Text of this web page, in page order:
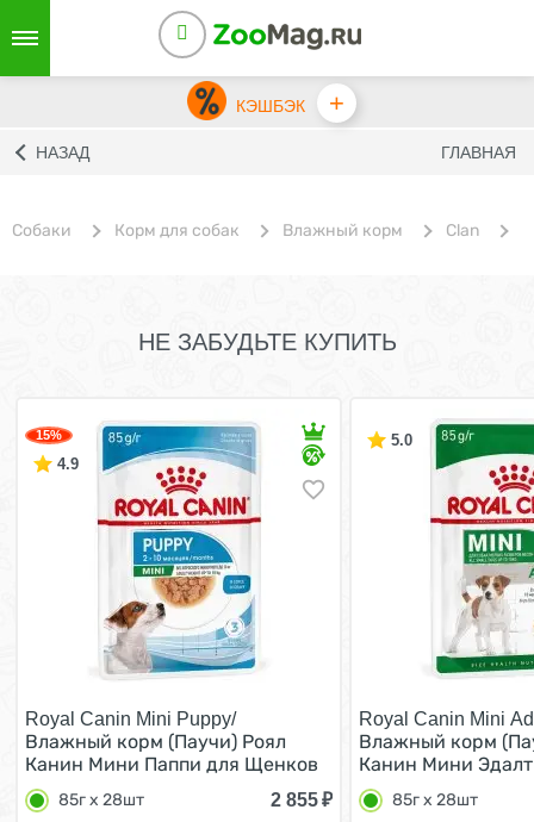
КЭШБЭК +
НАЗАД ГЛАВНАЯ
Собаки Корм для собак Влажный корм Clan
НЕ ЗАБУДЬТЕ КУПИТЬ
15%
4.9
Royal Canin Mini Puppy/
Влажный корм (Паучи) Роял
Канин Мини Паппи для Щенков
Мелких пород в возрасте от 2 до
10 месяцев (цена за упаковку)
85г х 28шт 2 855₽
5.0
Royal Canin Mini
Влажный корм
Канин Мини
собак Мелких
кг в возрасте от
85г х 28шт